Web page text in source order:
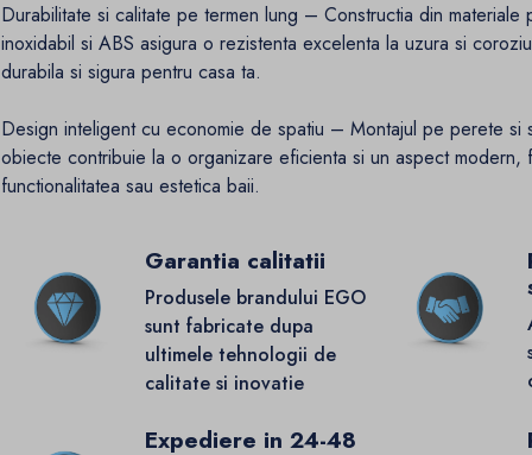
Durabilitate si calitate pe termen lung – Constructia din materiale
inoxidabil si ABS asigura o rezistenta excelenta la uzura si
durabila si sigura pentru casa ta.
Design inteligent cu economie de spatiu – Montajul pe perete si
obiecte contribuie la o organizare eficienta si un aspect modern,
functionalitatea sau estetica baii.
Garantia calitatii
Produsele brandului EGO
sunt fabricate dupa
ultimele tehnologii de
calitate si inovatie
Expediere in 24-48